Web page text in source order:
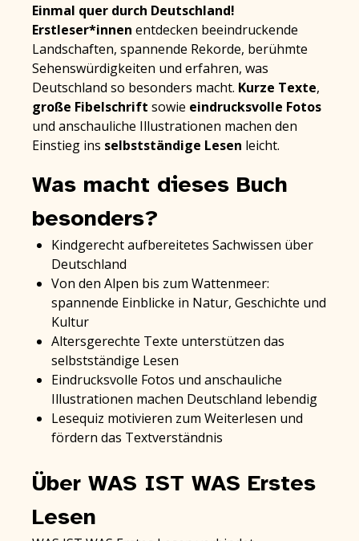
Einmal quer durch Deutschland!
Erstleser*innen entdecken beeindruckende
Landschaften, spannende Rekorde, berühmte
Sehenswürdigkeiten und erfahren, was
Deutschland so besonders macht. Kurze Texte,
große Fibelschrift sowie eindrucksvolle Fotos
und anschauliche Illustrationen machen den
Einstieg ins selbstständige Lesen leicht.
Was macht dieses Buch
besonders?
Kindgerecht aufbereitetes Sachwissen über
Deutschland
Von den Alpen bis zum Wattenmeer:
spannende Einblicke in Natur, Geschichte und
Kultur
Altersgerechte Texte unterstützen das
selbstständige Lesen
Eindrucksvolle Fotos und anschauliche
Illustrationen machen Deutschland lebendig
Lesequiz motivieren zum Weiterlesen und
fördern das Textverständnis
Über WAS IST WAS Erstes
Lesen